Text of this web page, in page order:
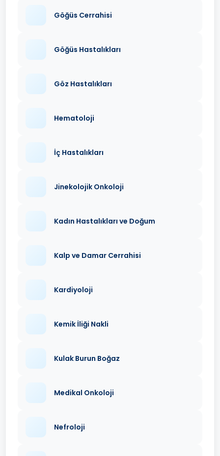
Göğüs Cerrahisi
Göğüs Hastalıkları
Göz Hastalıkları
Hematoloji
İç Hastalıkları
Jinekolojik Onkoloji
Kadın Hastalıkları ve Doğum
Kalp ve Damar Cerrahisi
Kardiyoloji
Kemik İliği Nakli
Kulak Burun Boğaz
Medikal Onkoloji
Nefroloji